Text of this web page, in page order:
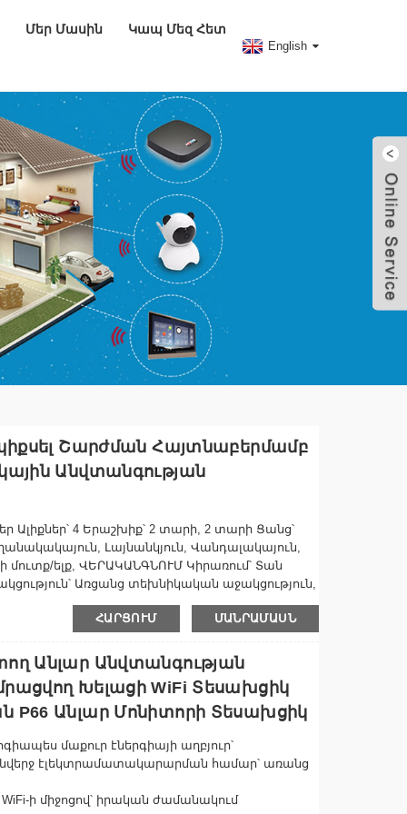
Մեր Մասին Կապ Մեզ Հետ
English
Շարժման Հայտնաբերմամբ
Անվտանգության
Ալիքներ՝ 4 Երաշխիք՝ 2 տարի, 2 տարի Ցանց՝
Լայնանկյուն, Վանդալակայուն,
ելք, ՎԵՐԱԿԱՆԳՆՈՒՄ Կիրառում՝ Տան
Առցանց տեխնիկական աջակցություն,
անվանումը՝ Sunivision Մոդելի համարը՝ AP-
ՀԱՐՑՈՒՄ ՄԱՆՐԱՄԱՍՆ
Անլար Անվտանգության
Խելացի WiFi Տեսախցիկ
P66 Անլար Մոնիտորի Տեսախցիկ
մաքուր էներգիայի աղբյուր՝
էլեկտրամատակարարման համար՝ առանց
ի միջոցով՝ իրական ժամանակում